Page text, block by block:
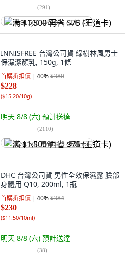
(291)
满 $1,500 再省 $75 (王道卡)
INNISFREE 台灣公司貨 綠樹林風男士
保濕潔顏乳, 150g, 1條
首購折扣價 40%$380
$228
($15.20/10g)
明天 8/8 (六) 預計送達
(2110)
满 $1,500 再省 $75 (王道卡)
DHC 台灣公司貨 男性全效保濕露 臉部
身體用 Q10, 200ml, 1瓶
首購折扣價 40%$384
$230
($11.50/10ml)
明天 8/8 (六) 預計送達
(38)